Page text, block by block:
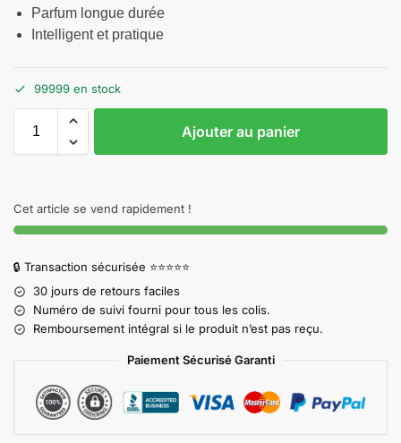
Parfum longue durée
Intelligent et pratique
99999 en stock
Ajouter au panier
Cet article se vend rapidement !
🔒 Transaction sécurisée ⭐⭐⭐⭐⭐
30 jours de retours faciles
Numéro de suivi fourni pour tous les colis.
Remboursement intégral si le produit n’est pas reçu.
Paiement Sécurisé Garanti